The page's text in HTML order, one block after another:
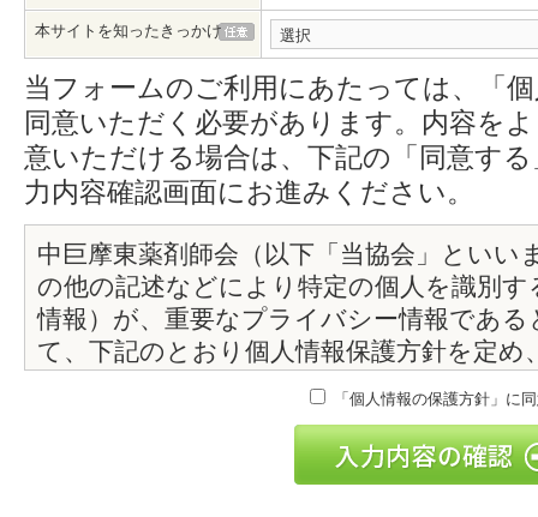
本サイトを知ったきっかけ
当フォームのご利用にあたっては、「
同意いただく必要があります。内容を
意いただける場合は、下記の「同意す
力内容確認画面にお進みください。
中巨摩東薬剤師会（以下「当協会」といい
の他の記述などにより特定の個人を識別
情報）が、重要なプライバシー情報であ
て、下記のとおり個人情報保護方針を定め
管理を行うとともに、個人情報の取扱に
当協会は個人情報の取扱に関する
「個人情報の保護方針」に